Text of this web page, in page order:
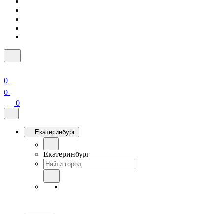
0
0
0
Екатеринбург
Екатеринбург